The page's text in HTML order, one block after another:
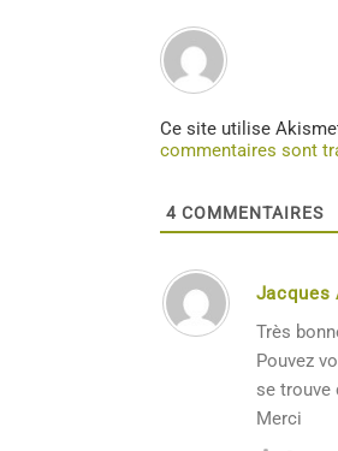
Ce site utilise
commentaires sont
4 COMMENTAIRES
Jacques
Très
Pouvez
se trouve
Merci